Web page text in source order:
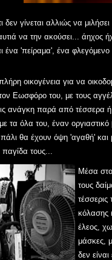
γίνεται αλλιώς να
να την ακούσει... άηχος
ένα 'πείραμα', ένα
οικογένεια για να
Εωσφόρο του, με τους
ανάγκη παρά από τέσσερα ή
τα όλα του, έναν
θα έχουν όψη 'αγαθή' και
παγίδα τους...
Μέσα στο
τους
τέσσερις
κόλασης
έλεος,
μάσκες,
δεν